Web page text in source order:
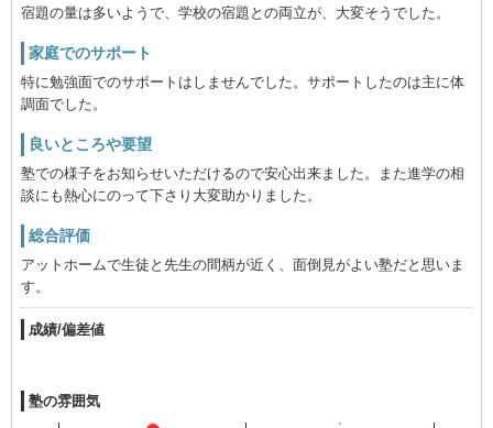
宿題の量は多いようで、学校の宿題との両立が、大変そうでした。
家庭でのサポート
特に勉強面でのサポートはしませんでした。サポートしたのは主に体
調面でした。
良いところや要望
塾での様子をお知らせいただけるので安心出来ました。また進学の相
談にも熱心にのって下さり大変助かりました。
総合評価
アットホームで生徒と先生の間柄が近く、面倒見がよい塾だと思いま
す。
成績/偏差値
塾の雰囲気